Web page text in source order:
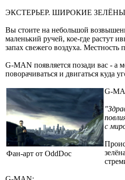
ЭКСТЕРЬЕР. ШИРОКИЕ
Вы стоите на небольшой
маленький ручей, кое-где растут
запах свежего воздуха. Местность
G-MAN появляется позади вас - а
поворачиваться и двигаться куда
Фан-арт от OddDoc
G-
с